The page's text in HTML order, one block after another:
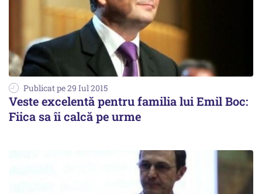
Publicat pe 29 Iul 2015
Veste excelentă pentru familia lui Emil Boc:
Fiica sa îi calcă pe urme